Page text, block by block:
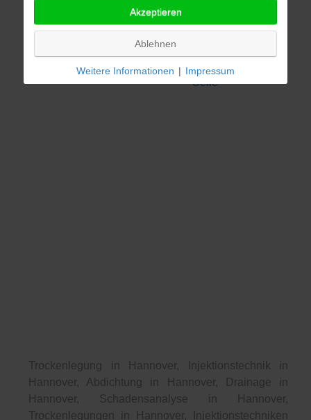
Braunschweig
Hildesheim
Celle
Trockenlegung in Hannover, Injektionstechnik in
Hannover, Abdichtung in Hannover, Drainage in
Hannover, Schadensanalyse in Hannover,
Trockenlegungen in Hannover, Injektionstechniken
Akzeptieren
Ablehnen
Weitere Informationen | Impressum